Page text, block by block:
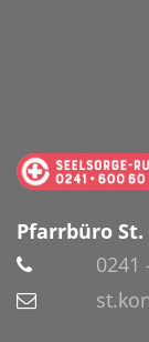
Pfarrbüro St.
0241